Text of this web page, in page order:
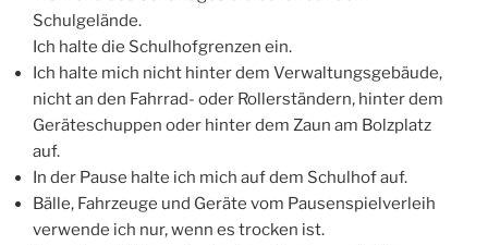
Schulgelände.
Ich halte die Schulhofgrenzen ein.
Ich halte mich nicht hinter dem Verwaltungsgebäude,
nicht an den Fahrrad- oder Rollerständern, hinter dem
Geräteschuppen oder hinter dem Zaun am Bolzplatz
auf.
In der Pause halte ich mich auf dem Schulhof auf.
Bälle, Fahrzeuge und Geräte vom Pausenspielverleih
verwende ich nur, wenn es trocken ist.